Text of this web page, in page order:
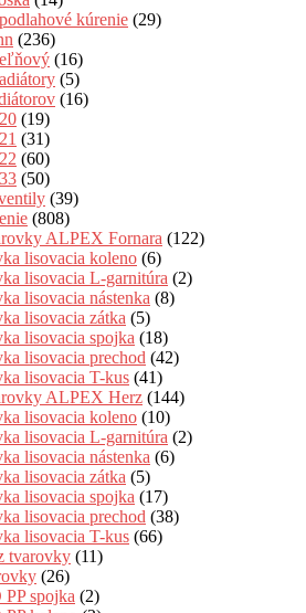
kúrenie (29)
(236)
(16)
(5)
(16)
(19)
(31)
(60)
(50)
(39)
(808)
ALPEX Fornara (122)
lisovacia koleno (6)
lisovacia L-garnitúra (2)
lisovacia nástenka (8)
lisovacia zátka (5)
lisovacia spojka (18)
lisovacia prechod (42)
lisovacia T-kus (41)
ALPEX Herz (144)
lisovacia koleno (10)
lisovacia L-garnitúra (2)
lisovacia nástenka (6)
lisovacia zátka (5)
lisovacia spojka (17)
lisovacia prechod (38)
lisovacia T-kus (66)
tvarovky (11)
(26)
spojka (2)